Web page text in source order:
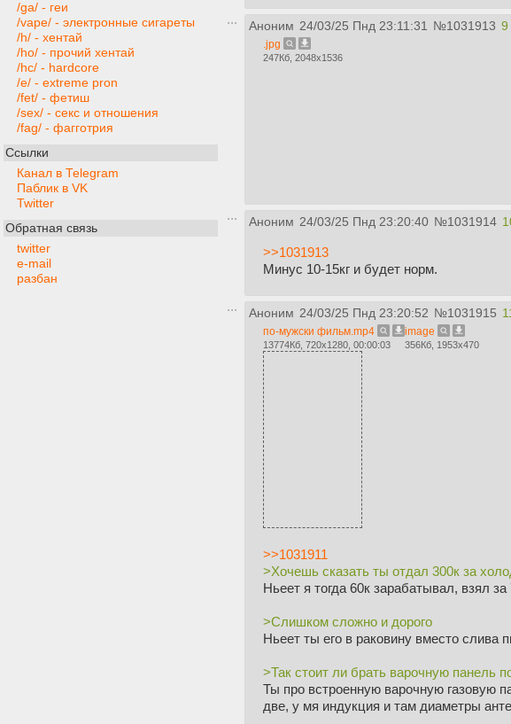
/ga/ - геи
/vape/ - электронные сигареты
/h/ - хентай
/ho/ - прочий хентай
/hc/ - hardcore
/e/ - extreme pron
/fet/ - фетиш
/sex/ - секс и отношения
/fag/ - фагготрия
Ссылки
Канал в Telegram
Паблик в VK
Twitter
Обратная связь
twitter
e-mail
разбан
Аноним 24/03/25 Пнд 23:11:31 №1031913 9
.jpg
247Кб, 2048x1536
Аноним 24/03/25 Пнд 23:20:40 №1031914
>>1031913
Минус 10-15кг и будет норм.
Аноним 24/03/25 Пнд 23:20:52 №1031915
по-мужски фильм.mp4
13774Кб, 720x1280, 00:00:03
image
356Кб, 1953x470
>>1031911
>Хочешь сказать ты отдал 300к за
Ньеет я тогда 60к зарабатывал, взял за
>Слишком сложно и дорого
Ньеет ты его в раковину вместо слива
>Так стоит ли брать варочную панель
Ты про встроенную варочную газовую
две, у мя индукция и там диаметры